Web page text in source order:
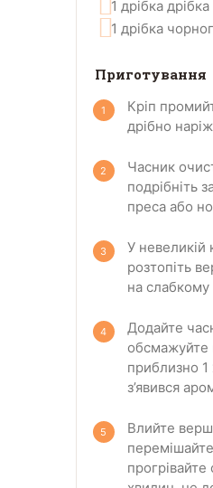
1 дрібка дрібка
1 дрібка
Приготування
Кріп
дрібно
Часник
подрібніть
преса або
У невеликій
розтопіть
на слабкому
Додайте
обсмажуйте
приблизно
з’явився
Влийте
прогрівайте